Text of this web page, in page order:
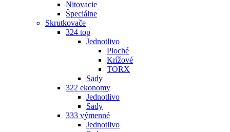
Nitovacie
Špeciálne
Skrutkovače
324 top
Jednotlivo
Ploché
Krížové
TORX
Sady
322 ekonomy
Jednotlivo
Sady
333 výmenné
Jednotlivo